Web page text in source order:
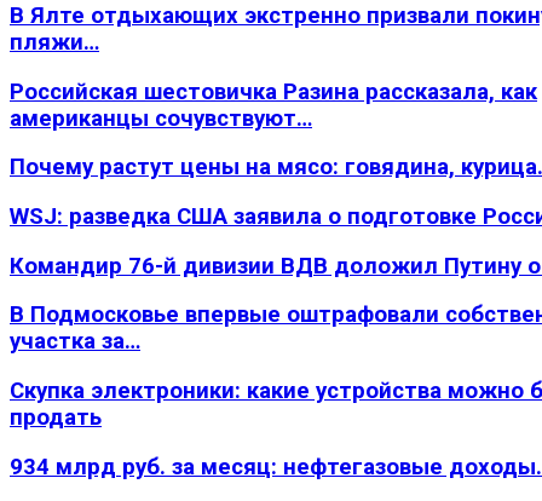
В Ялте отдыхающих экстренно призвали
пляжи…
Российская шестовичка Разина рассказала, как
американцы сочувствуют…
Почему растут цены на мясо: говядина,
WSJ: разведка США заявила о подготовке
Командир 76-й дивизии ВДВ доложил Путину
В Подмосковье впервые оштрафовали
участка за…
Скупка электроники: какие устройства можно
продать
934 млрд руб. за месяц: нефтегазовые